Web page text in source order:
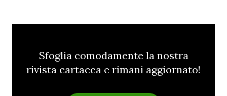
Sfoglia comodamente la nostra
rivista cartacea e rimani aggiornato!